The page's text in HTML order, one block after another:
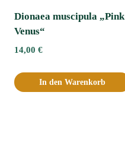
Dionaea muscipula „Pink
Venus“
14,00 €
In den Warenkorb